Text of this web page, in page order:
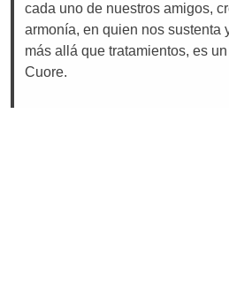
cada uno de nuestros amigos,
armonía, en quien nos sustenta
más allá que tratamientos, es
Cuore.